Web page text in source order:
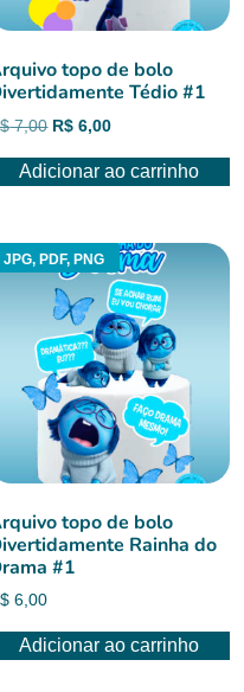
topo de bolo
Tédio #1
7,00 O
original
R$ 6,00O
atual
Adicionar ao carrinho
JPG, PDF, PNG
topo de bolo
Rainha do
#1
6,00
Adicionar ao carrinho